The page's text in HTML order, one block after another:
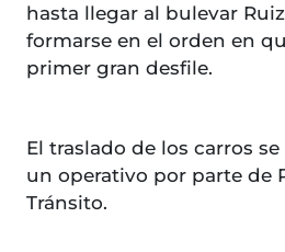
hasta llegar al bulevar
formarse en el orden en
primer gran desfile.
El traslado de los carros
un operativo por parte de
Tránsito.